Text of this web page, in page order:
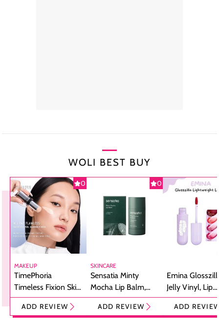
WOLI BEST BUY
0
MAKEUP
TimePhoria
Timeless Fixion Skin
Tint Stick,
Foundation dan
ADD REVIEW
0
SKINCARE
Sensatia Minty
Mocha Lip Balm,
Pelembap Bibir
dengan Aroma
ADD REVIEW
Emina
Jelly Vinyl, Lip
Cream Glossy
Ringan
ADD